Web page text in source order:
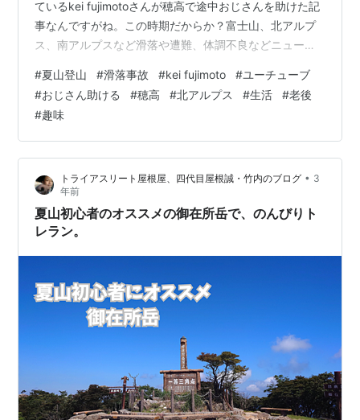
ているkei fujimotoさんが穂高で途中おじさんを助けた記
事なんですがね。この時期だからか？富士山、北アルプ
ス、南アルプスなど滑落や遭難、体調不良などニュース
てるのだろうか？ kei fujimotoさんの動画では無事山小屋
に着いていますが下山はどうするんだろう？と感じてま
した。 私達夫婦は低山ばかり登っていますがそれでも下
山には注意が必要です。圧倒的に下山が危ないからで
す。 いくら装備をしっかりしても力量や体…
#夏山登山 #滑落事故 #kei fujimoto #ユーチューブ
#おじさん助ける #穂高 #北アルプス #生活 #老後
#趣味
トライアスリート屋根屋、四代目屋根誠・竹内のブログ • 3
年前
夏山初心者のオススメの御在所岳で、のんびりト
レラン。